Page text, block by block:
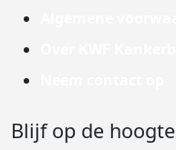
Blijf op de hoogte